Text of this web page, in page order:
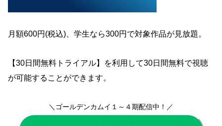
月額600円(税込)、学生なら300円で対象作品が見放題。
【30日間無料トライアル】を利用して30日間無料で視聴
が可能することができます。
＼ゴールデンカムイ１～４期配信中！／